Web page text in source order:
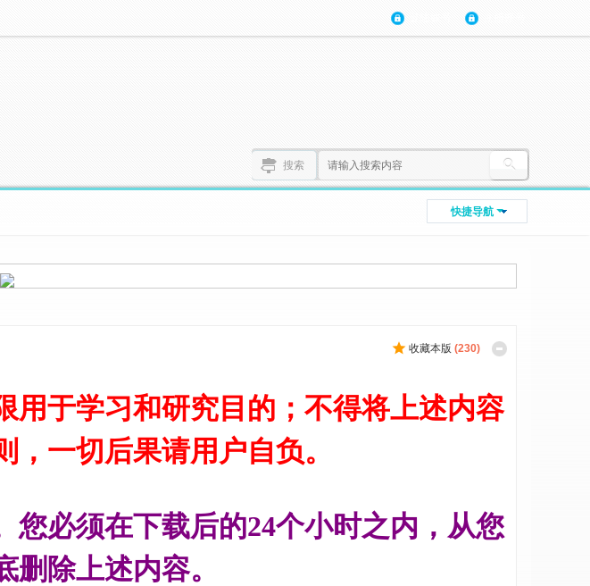
搜索
快捷导航
收藏本版 (230)
用于学习和研究目的；不得将上述内容
一切后果请用户自负。
必须在下载后的24个小时之内，从您
删除上述内容。